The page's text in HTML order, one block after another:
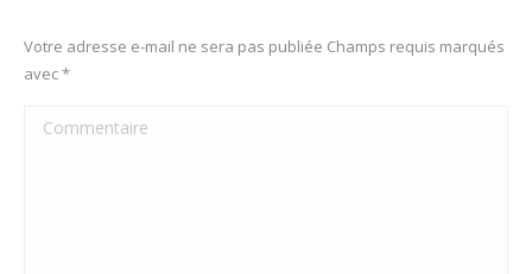
Votre adresse e-mail ne sera pas publiée Champs requis marqués
avec*
Commentaire